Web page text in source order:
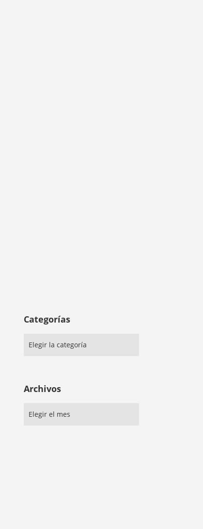
Categorías
Archivos